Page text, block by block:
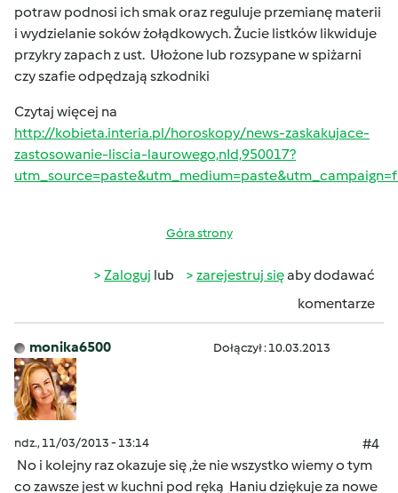
potraw podnosi ich smak oraz reguluje przemianę materii
i wydzielanie soków żołądkowych. Żucie listków likwiduje
przykry zapach z ust. Ułożone lub rozsypane w spiżarni
czy szafie odpędzają szkodniki
Czytaj więcej na
http://kobieta.interia.pl/horoskopy/news-zaskakujace-
zastosowanie-liscia-laurowego,nId,950017?
Góra strony
Zaloguj lub zarejestruj sięaby dodawać
komentarze
monika6500 Dołączył : 10.03.2013
ndz., 11/03/2013 - 13:14
#4
No i kolejny raz okazuje się ,że nie wszystko wiemy o tym
co zawsze jest w kuchni pod ręką Haniu dziękuje za nowe